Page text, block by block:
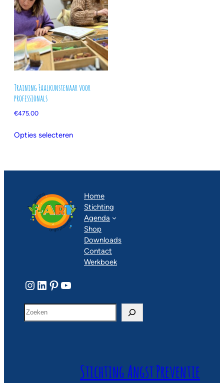
Training Faalkunstenaar voor
professionals
€475.00
Opties selecterenproduct
variaties.
optie
kan
gekozen
worden
productpagina
Home
Stichting
Agenda
Shop
Downloads
Contact
Werkboek
Instagram LinkedIn Pinterest YouTube
Z
o
Stichting Angst Preventie